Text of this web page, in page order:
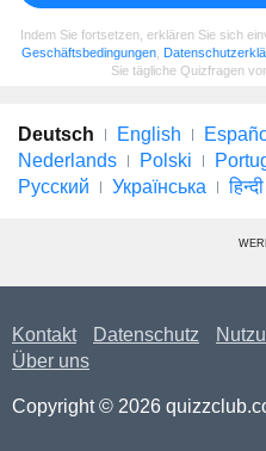
Indem Sie fortsetzen, erklären Sie sich
Geschäftsbedingungen
Sie tägliche Quizfragen
Deutsch English
Nederlands
Polski
Русский
Українська हिन्दी
Kontakt Datenschutz
Über uns
Copyright © 2026